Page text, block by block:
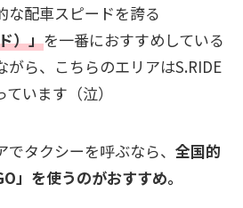
な配車スピードを誇る
）」を一番におすすめしている
がら、こちらのエリアはS.RIDE
います（泣）
タクシーを呼ぶなら、 全国的
」を使うのがおすすめ。